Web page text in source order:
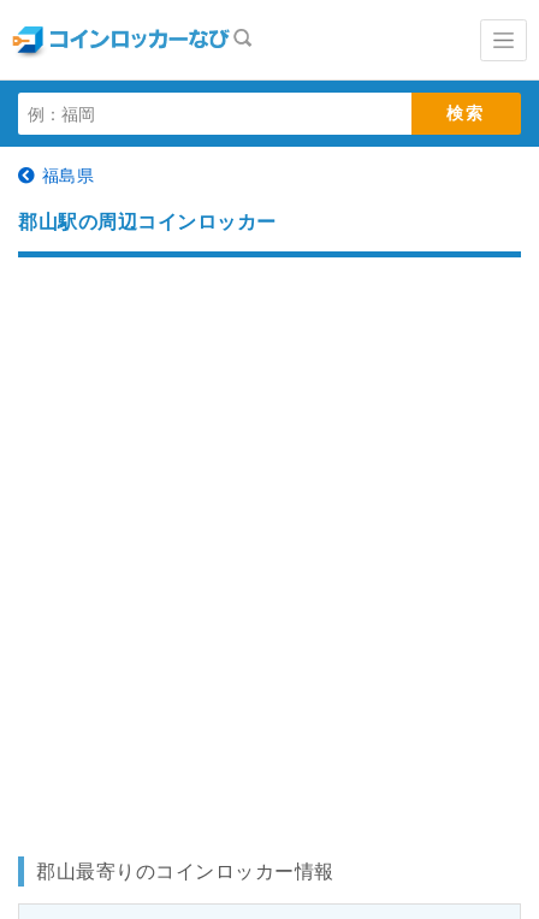
福島県
郡山駅の周辺コインロッカー
郡山最寄りのコインロッカー情報